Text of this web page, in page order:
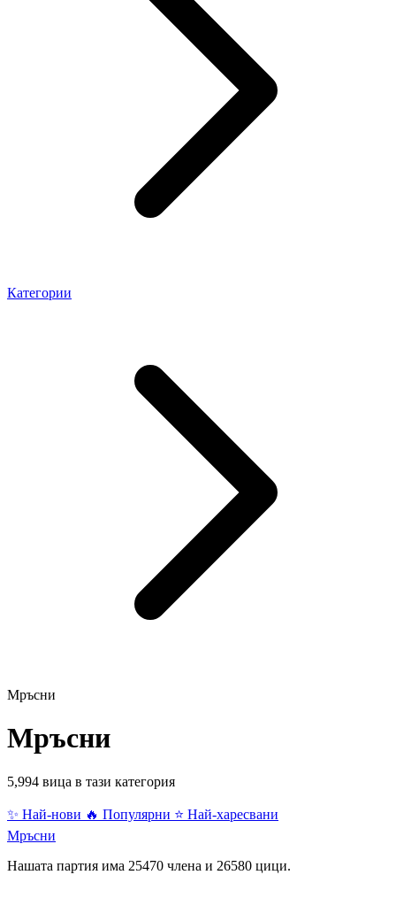
Категории
Мръсни
Мръсни
5,994 вица в тази категория
✨ Най-нови 🔥 Популярни ⭐ Най-харесвани
Мръсни
Нашата партия има 25470 члена и 26580 цици.